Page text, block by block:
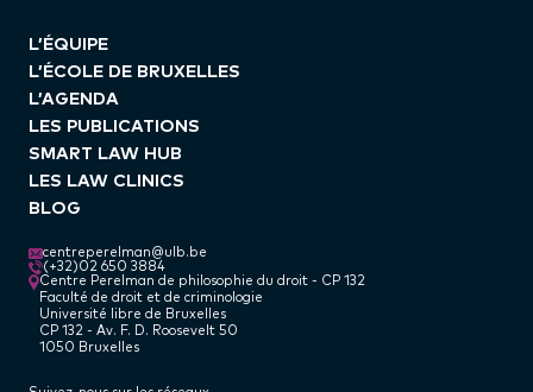
L’ÉQUIPE
L’ÉCOLE DE BRUXELLES
L’AGENDA
LES PUBLICATIONS
SMART LAW HUB
LES LAW CLINICS
BLOG
centreperelman@ulb.be
(+32)02 650 3884
Centre Perelman de philosophie du droit - CP 132
Faculté de droit et de criminologie
Université libre de Bruxelles
CP 132 - Av. F. D. Roosevelt 50
1050 Bruxelles